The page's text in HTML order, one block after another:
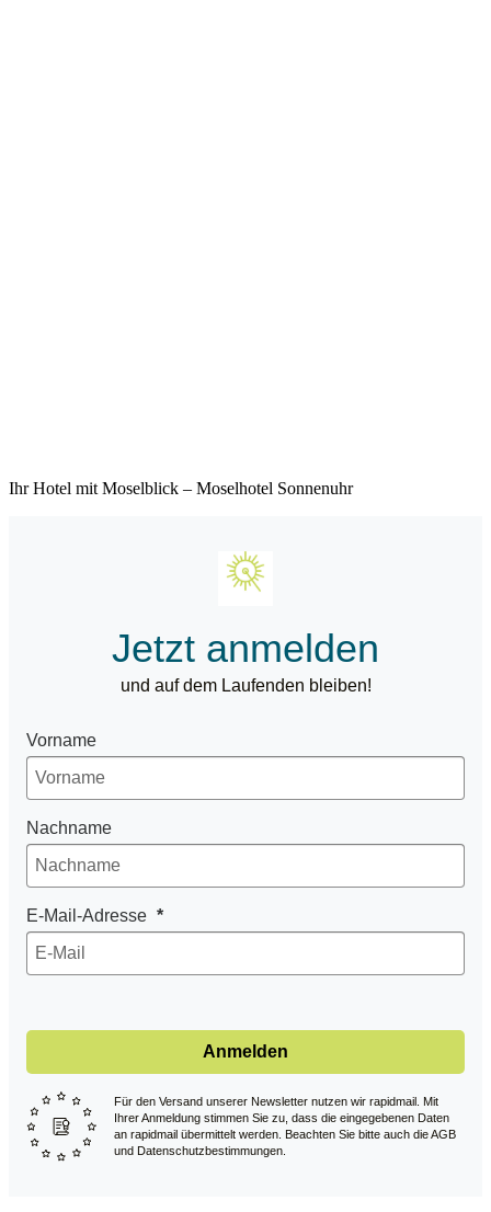
Ihr Hotel mit Moselblick – Moselhotel Sonnenuhr
Jetzt anmelden
und auf dem Laufenden bleiben!
Vorname
Nachname
E-Mail-Adresse
Anmelden
Für den Versand unserer Newsletter nutzen wir rapidmail. Mit
Ihrer Anmeldung stimmen Sie zu, dass die eingegebenen Daten
an rapidmail übermittelt werden. Beachten Sie bitte auch die AGB
und Datenschutzbestimmungen.